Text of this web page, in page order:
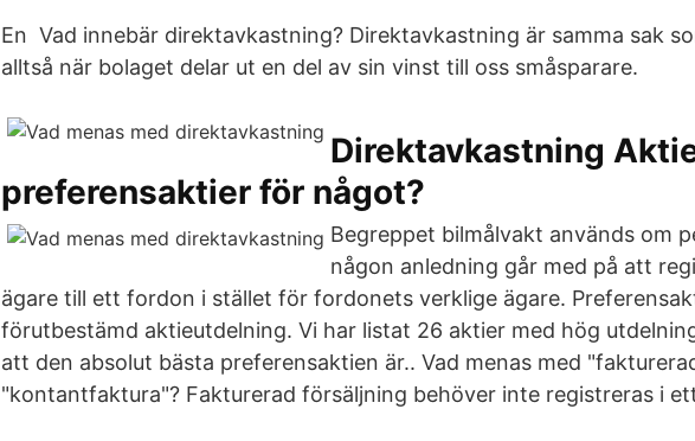
En Vad innebär direktavkastning? Direktavkastning är samma sak
alltså när bolaget delar ut en del av sin vinst till oss småsparare.
Direktavkastning
preferensaktier för något?
Begreppet bilmålvakt används om
någon anledning går med på att
ägare till ett fordon i stället för fordonets verklige ägare.
förutbestämd aktieutdelning. Vi har listat 26 aktier med hög
att den absolut bästa preferensaktien är.. Vad menas med
"kontantfaktura"? Fakturerad försäljning behöver inte registreras i